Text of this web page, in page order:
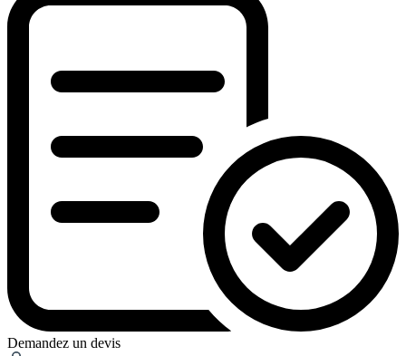
Demandez un devis